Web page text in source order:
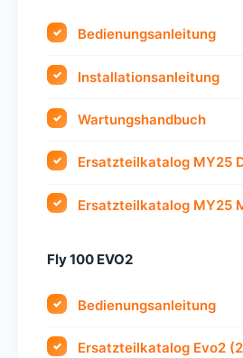
Bedienungsanleitung
Installationsanleitung
Wartungshandbuch
Ersatzteilkatalog MY25
Ersatzteilkatalog MY25
Fly 100 EVO2
Bedienungsanleitung
Ersatzteilkatalog Evo2